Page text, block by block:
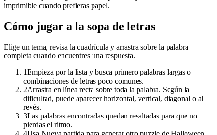
imprimible cuando prefieras papel.
Cómo jugar a la sopa de letras
Elige un tema, revisa la cuadrícula y arrastra sobre la palabra
completa cuando encuentres una respuesta.
1Empieza por la lista y busca primero palabras largas o
combinaciones de letras poco comunes.
2Arrastra en línea recta sobre toda la palabra. Según la
dificultad, puede aparecer horizontal, vertical, diagonal o al
revés.
3Las palabras encontradas quedan resaltadas para que no
pierdas el ritmo.